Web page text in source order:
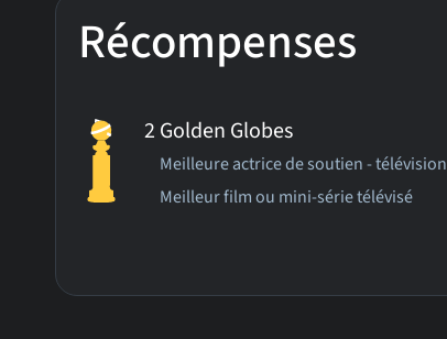
Récompenses
2 Golden Globes
Meilleure actrice de soutien - télévision
Meilleur film ou mini-série télévisé